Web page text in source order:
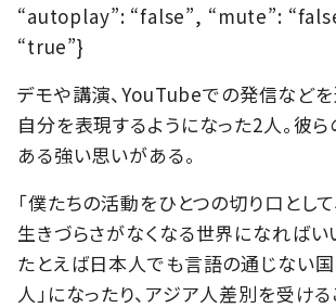
“autoplay”: “false”, “mute”:
“true”}
デモや講演、YouTubeでの発信などを
自分を表現するようになった2人。彼
ある強い思いがある。
「僕たちの活動をひとつの切り口とし
生きづらさがなくなる世界になればい
たとえば日本人でも言語の通じない国
人」になったり、アジア人差別を受け